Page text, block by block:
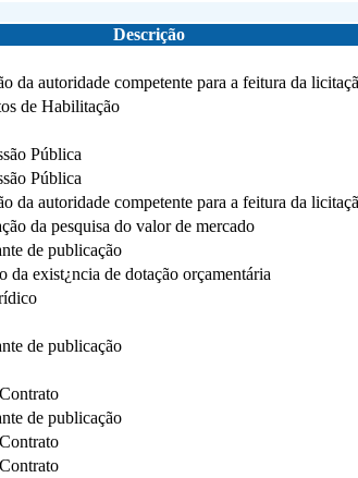
Descrição
da autoridade competente para a feitura da
de Habilitação
Pública
Pública
da autoridade competente para a feitura da
da pesquisa do valor de mercado
de publicação
da exist¿ncia de dotação orçamentária
de publicação
de publicação